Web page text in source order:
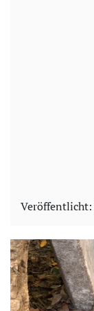
Veröffentlicht: